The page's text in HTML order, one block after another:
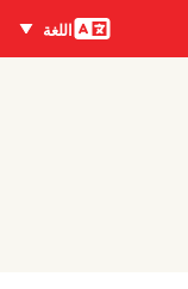
اللغات
اللغة